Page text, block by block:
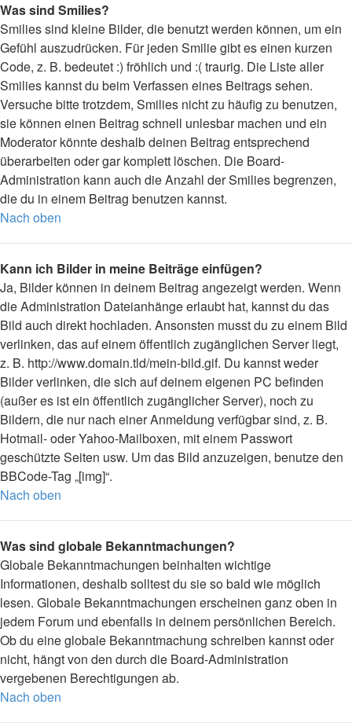
Was sind Smilies?
Smilies sind kleine Bilder, die benutzt werden können, um ein
Gefühl auszudrücken. Für jeden Smilie gibt es einen kurzen
Code, z. B. bedeutet :) fröhlich und :( traurig. Die Liste aller
Smilies kannst du beim Verfassen eines Beitrags sehen.
Versuche bitte trotzdem, Smilies nicht zu häufig zu benutzen,
sie können einen Beitrag schnell unlesbar machen und ein
Moderator könnte deshalb deinen Beitrag entsprechend
überarbeiten oder gar komplett löschen. Die Board-
Administration kann auch die Anzahl der Smilies begrenzen,
die du in einem Beitrag benutzen kannst.
Nach oben
Kann ich Bilder in meine Beiträge einfügen?
Ja, Bilder können in deinem Beitrag angezeigt werden. Wenn
die Administration Dateianhänge erlaubt hat, kannst du das
Bild auch direkt hochladen. Ansonsten musst du zu einem Bild
verlinken, das auf einem öffentlich zugänglichen Server liegt,
z. B. http://www.domain.tld/mein-bild.gif. Du kannst weder
Bilder verlinken, die sich auf deinem eigenen PC befinden
(außer es ist ein öffentlich zugänglicher Server), noch zu
Bildern, die nur nach einer Anmeldung verfügbar sind, z. B.
Hotmail- oder Yahoo-Mailboxen, mit einem Passwort
geschützte Seiten usw. Um das Bild anzuzeigen, benutze den
BBCode-Tag „[img]“.
Nach oben
Was sind globale Bekanntmachungen?
Globale Bekanntmachungen beinhalten wichtige
Informationen, deshalb solltest du sie so bald wie möglich
lesen. Globale Bekanntmachungen erscheinen ganz oben in
jedem Forum und ebenfalls in deinem persönlichen Bereich.
Ob du eine globale Bekanntmachung schreiben kannst oder
nicht, hängt von den durch die Board-Administration
vergebenen Berechtigungen ab.
Nach oben